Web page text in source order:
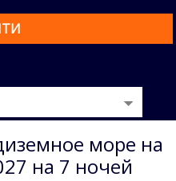
море на
на 7 ночей